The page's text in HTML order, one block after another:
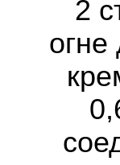
2
огне